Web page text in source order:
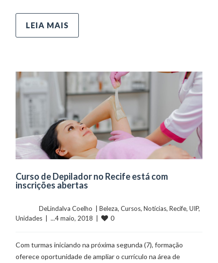
LEIA MAIS
Curso de Depilador no Recife está com
inscrições abertas
	    	DeLindalva Coelho  |
Beleza, Cursos, Notícias, Recife, UIP
Unidades
  |  ...4 maio, 2018  |
0
Com turmas iniciando na próxima segunda (7), formação
oferece oportunidade de ampliar o currículo na área de